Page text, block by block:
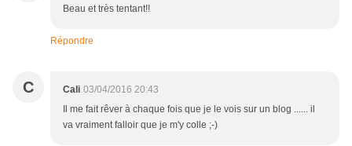
Beau et très tentant!!
Répondre
C Cali 03/04/2016 20:43
Il me fait rêver à chaque fois que je le vois sur un blog ...... il
va vraiment falloir que je m'y colle ;-)